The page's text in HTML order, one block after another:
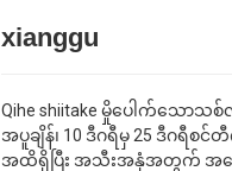
xianggu
Qihe shiitake မှိုပေါက်သောသ
အပူချိန်၊ 10 ဒီဂရီမှ 25 ဒီဂရီစ
အထိရှိပြီး အသီးအနှံအတွက် အကော